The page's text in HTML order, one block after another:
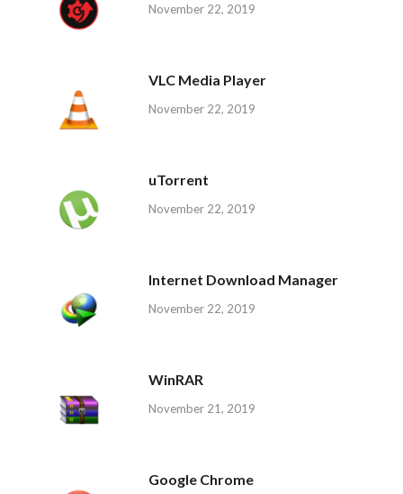
November 22, 2019
VLC Media Player
November 22, 2019
uTorrent
November 22, 2019
Internet Download Manager
November 22, 2019
WinRAR
November 21, 2019
Google Chrome